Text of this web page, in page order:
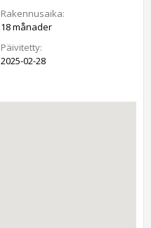
Rakennusaika:
18 månader
Päivitetty:
2025-02-28